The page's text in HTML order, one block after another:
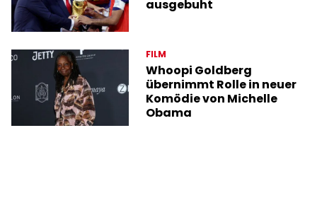
ausgebuht
FILM
Whoopi Goldberg
übernimmt Rolle in neuer
Komödie von Michelle
Obama